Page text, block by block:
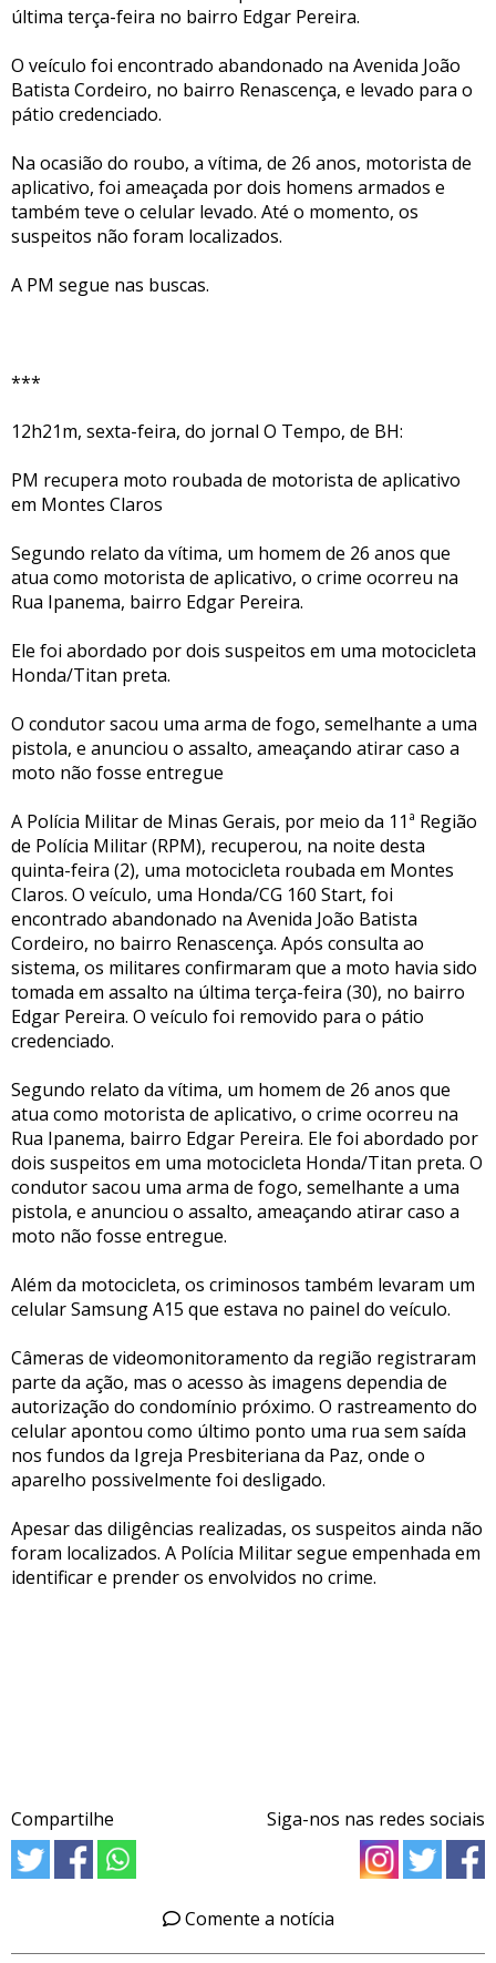
última terça-feira no bairro Edgar Pereira.
O veículo foi encontrado abandonado na Avenida João
Batista Cordeiro, no bairro Renascença, e levado para o
pátio credenciado.
Na ocasião do roubo, a vítima, de 26 anos, motorista de
aplicativo, foi ameaçada por dois homens armados e
também teve o celular levado. Até o momento, os
suspeitos não foram localizados.
A PM segue nas buscas.
***
12h21m, sexta-feira, do jornal O Tempo, de BH:
PM recupera moto roubada de motorista de aplicativo
em Montes Claros
Segundo relato da vítima, um homem de 26 anos que
atua como motorista de aplicativo, o crime ocorreu na
Rua Ipanema, bairro Edgar Pereira.
Ele foi abordado por dois suspeitos em uma motocicleta
Honda/Titan preta.
O condutor sacou uma arma de fogo, semelhante a uma
pistola, e anunciou o assalto, ameaçando atirar caso a
moto não fosse entregue
A Polícia Militar de Minas Gerais, por meio da 11ª Região
de Polícia Militar (RPM), recuperou, na noite desta
quinta-feira (2), uma motocicleta roubada em Montes
Claros. O veículo, uma Honda/CG 160 Start, foi
encontrado abandonado na Avenida João Batista
Cordeiro, no bairro Renascença. Após consulta ao
sistema, os militares confirmaram que a moto havia sido
tomada em assalto na última terça-feira (30), no bairro
Edgar Pereira. O veículo foi removido para o pátio
credenciado.
Segundo relato da vítima, um homem de 26 anos que
atua como motorista de aplicativo, o crime ocorreu na
Rua Ipanema, bairro Edgar Pereira. Ele foi abordado por
dois suspeitos em uma motocicleta Honda/Titan preta. O
condutor sacou uma arma de fogo, semelhante a uma
pistola, e anunciou o assalto, ameaçando atirar caso a
moto não fosse entregue.
Além da motocicleta, os criminosos também levaram um
celular Samsung A15 que estava no painel do veículo.
Câmeras de videomonitoramento da região registraram
parte da ação, mas o acesso às imagens dependia de
autorização do condomínio próximo. O rastreamento do
celular apontou como último ponto uma rua sem saída
nos fundos da Igreja Presbiteriana da Paz, onde o
aparelho possivelmente foi desligado.
Apesar das diligências realizadas, os suspeitos ainda não
foram localizados. A Polícia Militar segue empenhada em
identificar e prender os envolvidos no crime.
Compartilhe Siga-nos nas redes sociais
Comente a notícia